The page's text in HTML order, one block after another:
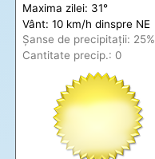
Maxima zilei: 31°
Vânt: 10 km/h dinspre NE
Șanse de precipitații: 25%
Cantitate precip.: 0